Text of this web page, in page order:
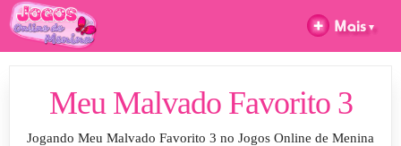
Meu Malvado Favorito 3
Jogando Meu Malvado Favorito 3 no Jogos Online de Menina